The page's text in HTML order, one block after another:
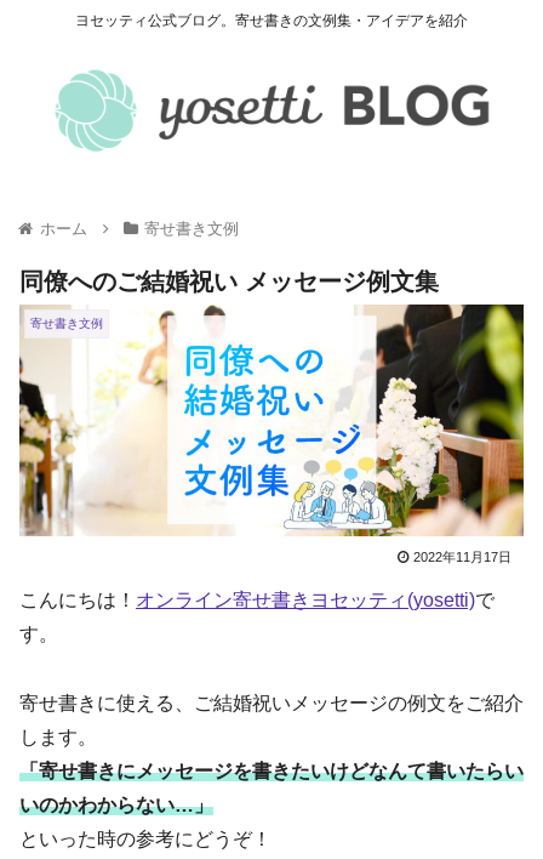
ヨセッティ公式ブログ。寄せ書きの文例集・アイデアを紹介
ホーム 寄せ書き文例
同僚へのご結婚祝い メッセージ例文集
寄せ書き文例
2022年11月17日
こんにちは！ オンライン寄せ書きヨセッティ(yosetti)で
す。
寄せ書きに使える、ご結婚祝いメッセージの例文をご紹介
します。
「寄せ書きにメッセージを書きたいけどなんて書いたらい
いのかわからない…」
といった時の参考にどうぞ！